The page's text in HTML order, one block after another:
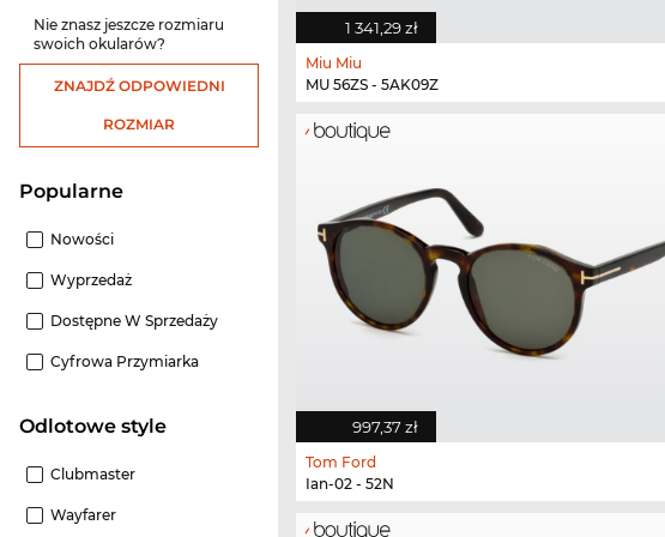
Nie znasz jeszcze rozmiaru
swoich okularów?
ZNAJDŹ ODPOWIEDNI
ROZMIAR
Popularne
Nowości
Wyprzedaż
Dostępne W Sprzedaży
Cyfrowa Przymiarka
odlotowe style
Clubmaster
Wayfarer
1 341,29 zł
Miu Miu
MU 56ZS - 5AK09Z
997,37 zł
Tom Ford
Ian-02 - 52N